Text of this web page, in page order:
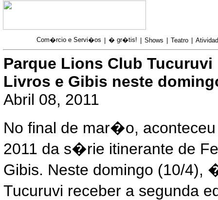
Com�rcio e Servi�os � gr�tis! Shows Teatro
Parque Lions Club Tucuruvi
Livros e Gibis neste
Abril 08, 2011
No final de mar�o,
2011 da s�rie itinerante de
Gibis. Neste domingo (10/4),
Tucuruvi receber a segunda